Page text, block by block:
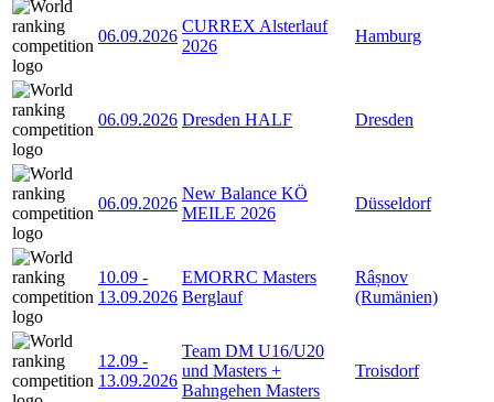
06.09.2026
CURREX Alsterlauf
2026
Hamburg
06.09.2026 Dresden HALF Dresden
06.09.2026
New Balance KÖ
MEILE 2026
Düsseldorf
10.09 -
13.09.2026
EMORRC Masters
Berglauf
Râșnov
(Rumänien)
12.09 -
13.09.2026
Team DM U16/U20
und Masters +
Bahngehen Masters
Troisdorf